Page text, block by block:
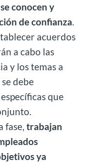
conocen y
de confianza.
acuerdos
a cabo las
y los temas a
debe
que
fase, trabajan
ya